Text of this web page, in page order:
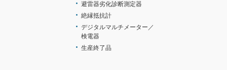
避雷器劣化診断測定器
絶縁抵抗計
デジタルマルチメーター／
検電器
生産終了品